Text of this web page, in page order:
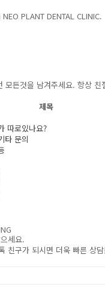
PLANT DENTAL CLINIC.
모든것을 남겨주세요. 항상 친
제목
따로있나요?
타 문의
세요.
친구가 되시면 더욱 빠른 상